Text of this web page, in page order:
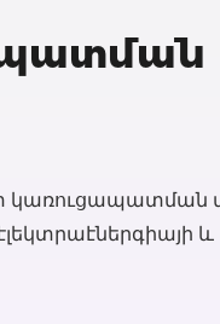
կառուցապատման
և